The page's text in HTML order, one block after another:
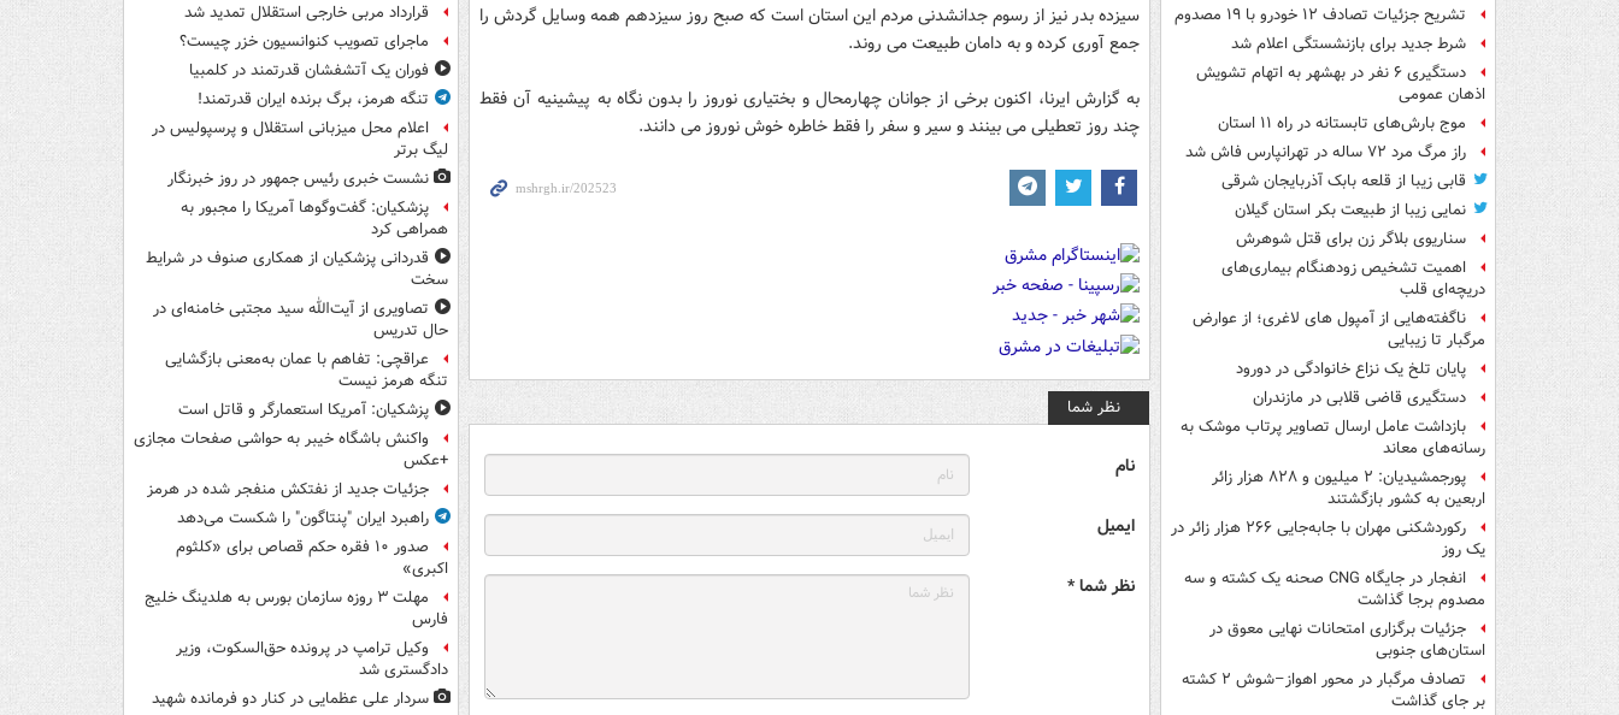
تشریح جزئیات تصادف ۱۲ خودرو با ۱۹ مصدوم
شرط جدید برای بازنشستگی اعلام شد
دستگیری ۶ نفر در بهشهر به اتهام تشویش
اذهان عمومی
موج بارش‌های تابستانه در راه ۱۱ استان
راز مرگ مرد ۷۲ ساله در تهرانپارس فاش شد
قابی زیبا از قلعه بابک آذربایجان شرقی
نمایی زیبا از طبیعت بکر استان گیلان
سناریوی بلاگر زن برای قتل شوهرش
اهمیت تشخیص زودهنگام بیماری‌های
دریچه‌ای قلب
ناگفته‌هایی از آمپول های لاغری؛ از عوارض
مرگبار تا زیبایی
پایان تلخ یک نزاع خانوادگی در دورود
دستگیری قاضی قلابی در مازندران
بازداشت عامل ارسال تصاویر پرتاب موشک به
رسانه‌های معاند
پورجمشیدیان: ۲ میلیون و ۸۲۸ هزار زائر
اربعین به کشور بازگشتند
رکوردشکنی مهران با جابه‌جایی ۲۶۶ هزار زائر در
یک روز
انفجار در جایگاه CNG صحنه یک کشته و سه
مصدوم برجا گذاشت
جزئیات برگزاری امتحانات نهایی معوق در
استان‌های جنوبی
تصادف مرگبار در محور اهواز–شوش ۲ کشته
بر جای گذاشت
سیزده بدر نیز از رسوم جدانشدنی مردم این استان است که صبح روز سیزدهم همه وسایل گردش را
جمع آوری کرده و به دامان طبیعت می روند.
به گزارش ایرنا، اکنون برخی از جوانان چهارمحال و بختیاری نوروز را بدون نگاه به پیشینیه آن فقط
چند روز تعطیلی می بینند و سیر و سفر را فقط خاطره خوش نوروز می دانند.
نظر شما
نام
ایمیل
نظر شما *
قرارداد مربی خارجی استقلال تمدید شد
ماجرای تصویب کنوانسیون خزر چیست؟
فوران یک آتشفشان قدرتمند در کلمبیا
تنگه هرمز، برگ برنده ایران قدرتمند!
اعلام محل میزبانی استقلال و پرسپولیس در
لیگ برتر
نشست خبری رئیس جمهور در روز خبرنگار
پزشکیان: گفت‌وگوها آمریکا را مجبور به
همراهی کرد
قدردانی پزشکیان از همکاری صنوف در شرایط
سخت
تصاویری از آیت‌الله سید مجتبی خامنه‌ای در
حال تدریس
عراقچی: تفاهم با عمان به‌معنی بازگشایی
تنگه هرمز نیست
پزشکیان: آمریکا استعمارگر و قاتل است
واکنش باشگاه خیبر به حواشی صفحات مجازی
+عکس
جزئیات جدید از نفتکش منفجر شده در هرمز
راهبرد ایران "پنتاگون" را شکست می‌دهد
صدور ۱۰ فقره حکم قصاص برای «کلثوم
اکبری»
مهلت ۳ روزه سازمان بورس به هلدینگ خلیج
فارس
وکیل ترامپ در پرونده حق‌السکوت، وزیر
دادگستری شد
سردار علی عظمایی در کنار دو فرمانده شهید